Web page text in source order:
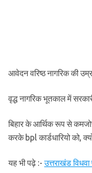
आवेदन वरिष्ठ नागरिक की
वृद्ध नागरिक भूतकाल में
बिहार के आर्थिक रूप से
करके bpl कार्डधारियो को,
यह भी पढ़े :- उत्तराखंड